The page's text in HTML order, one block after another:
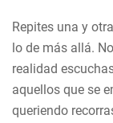
Repites una y
lo de más allá.
realidad
aquellos que se
queriendo